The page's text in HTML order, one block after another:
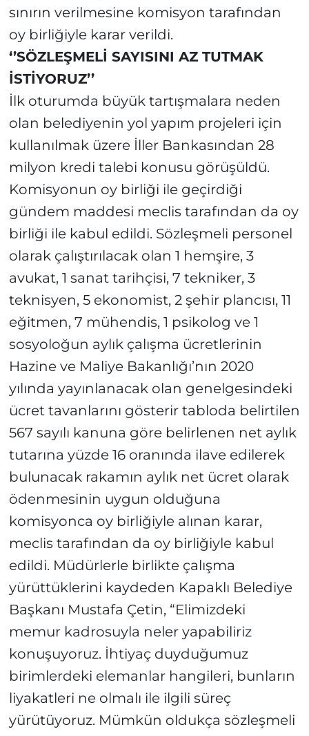
sınırın verilmesine komisyon tarafından
oy birliğiyle karar verildi.
‘’SÖZLEŞMELİ SAYISINI AZ TUTMAK
İSTİYORUZ’’
İlk oturumda büyük tartışmalara neden
olan belediyenin yol yapım projeleri için
kullanılmak üzere İller Bankasından 28
milyon kredi talebi konusu görüşüldü.
Komisyonun oy birliği ile geçirdiği
gündem maddesi meclis tarafından da oy
birliği ile kabul edildi. Sözleşmeli personel
olarak çalıştırılacak olan 1 hemşire, 3
avukat, 1 sanat tarihçisi, 7 tekniker, 3
teknisyen, 5 ekonomist, 2 şehir plancısı, 11
eğitmen, 7 mühendis, 1 psikolog ve 1
sosyoloğun aylık çalışma ücretlerinin
Hazine ve Maliye Bakanlığı’nın 2020
yılında yayınlanacak olan genelgesindeki
ücret tavanlarını gösterir tabloda belirtilen
567 sayılı kanuna göre belirlenen net aylık
tutarına yüzde 16 oranında ilave edilerek
bulunacak rakamın aylık net ücret olarak
ödenmesinin uygun olduğuna
komisyonca oy birliğiyle alınan karar,
meclis tarafından da oy birliğiyle kabul
edildi. Müdürlerle birlikte çalışma
yürüttüklerini kaydeden Kapaklı Belediye
Başkanı Mustafa Çetin, “Elimizdeki
memur kadrosuyla neler yapabiliriz
konuşuyoruz. İhtiyaç duyduğumuz
birimlerdeki elemanlar hangileri, bunların
liyakatleri ne olmalı ile ilgili süreç
yürütüyoruz. Mümkün oldukça sözleşmeli